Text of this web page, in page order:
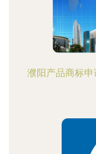
濮阳产品商标